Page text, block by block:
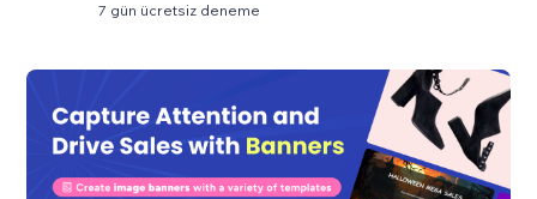
7 gün ücretsiz deneme